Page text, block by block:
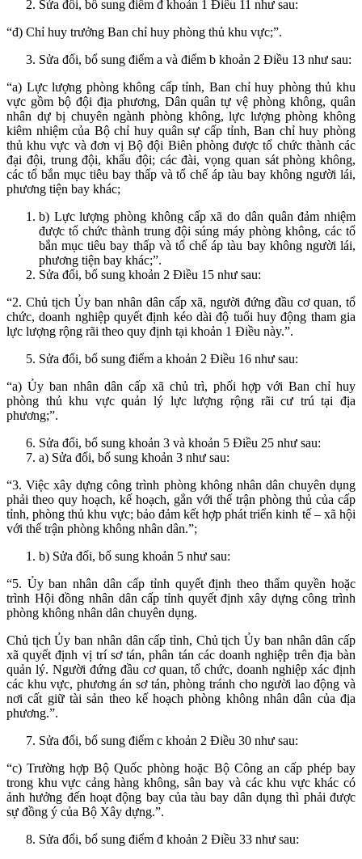
Sửa đổi, bổ sung điểm đ khoản 1 Điều 11 như sau:
“đ) Chỉ huy trưởng Ban chỉ huy phòng thủ khu vực;”.
Sửa đổi, bổ sung điểm a và điểm b khoản 2 Điều 13 như sau:
“a) Lực lượng phòng không cấp tỉnh, Ban chỉ huy phòng thủ khu
vực gồm bộ đội địa phương, Dân quân tự vệ phòng không, quân
nhân dự bị chuyên ngành phòng không, lực lượng phòng không
kiêm nhiệm của Bộ chỉ huy quân sự cấp tỉnh, Ban chỉ huy phòng
thủ khu vực và đơn vị Bộ đội Biên phòng được tổ chức thành các
đại đội, trung đội, khẩu đội; các đài, vọng quan sát phòng không,
các tổ bắn mục tiêu bay thấp và tổ chế áp tàu bay không người lái,
phương tiện bay khác;
b) Lực lượng phòng không cấp xã do dân quân đảm nhiệm
được tổ chức thành trung đội súng máy phòng không, các tổ
bắn mục tiêu bay thấp và tổ chế áp tàu bay không người lái,
phương tiện bay khác;”.
Sửa đổi, bổ sung khoản 2 Điều 15 như sau:
“2. Chủ tịch Ủy ban nhân dân cấp xã, người đứng đầu cơ quan, tổ
chức, doanh nghiệp quyết định kéo dài độ tuổi huy động tham gia
lực lượng rộng rãi theo quy định tại khoản 1 Điều này.”.
Sửa đổi, bổ sung điểm a khoản 2 Điều 16 như sau:
“a) Ủy ban nhân dân cấp xã chủ trì, phối hợp với Ban chỉ huy
phòng thủ khu vực quản lý lực lượng rộng rãi cư trú tại địa
phương;”.
Sửa đổi, bổ sung khoản 3 và khoản 5 Điều 25 như sau:
a) Sửa đổi, bổ sung khoản 3 như sau:
“3. Việc xây dựng công trình phòng không nhân dân chuyên dụng
phải theo quy hoạch, kế hoạch, gắn với thế trận phòng thủ của cấp
tỉnh, phòng thủ khu vực; bảo đảm kết hợp phát triển kinh tế – xã hội
với thế trận phòng không nhân dân.”;
b) Sửa đổi, bổ sung khoản 5 như sau:
“5. Ủy ban nhân dân cấp tỉnh quyết định theo thẩm quyền hoặc
trình Hội đồng nhân dân cấp tỉnh quyết định xây dựng công trình
phòng không nhân dân chuyên dụng.
Chủ tịch Ủy ban nhân dân cấp tỉnh, Chủ tịch Ủy ban nhân dân cấp
xã quyết định vị trí sơ tán, phân tán các doanh nghiệp trên địa bàn
quản lý. Người đứng đầu cơ quan, tổ chức, doanh nghiệp xác định
các khu vực, phương án sơ tán, phòng tránh cho người lao động và
nơi cất giữ tài sản theo kế hoạch phòng không nhân dân của địa
phương.”.
Sửa đổi, bổ sung điểm c khoản 2 Điều 30 như sau:
“c) Trường hợp Bộ Quốc phòng hoặc Bộ Công an cấp phép bay
trong khu vực cảng hàng không, sân bay và các khu vực khác có
ảnh hưởng đến hoạt động bay của tàu bay dân dụng thì phải được
sự đồng ý của Bộ Xây dựng.”.
Sửa đổi, bổ sung điểm đ khoản 2 Điều 33 như sau: